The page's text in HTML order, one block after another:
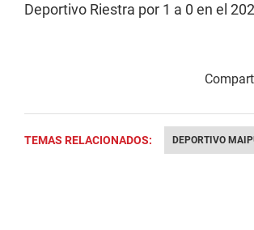
Deportivo Riestra por 1 a 0 en el
TEMAS RELACIONADOS: DEPORTIVO